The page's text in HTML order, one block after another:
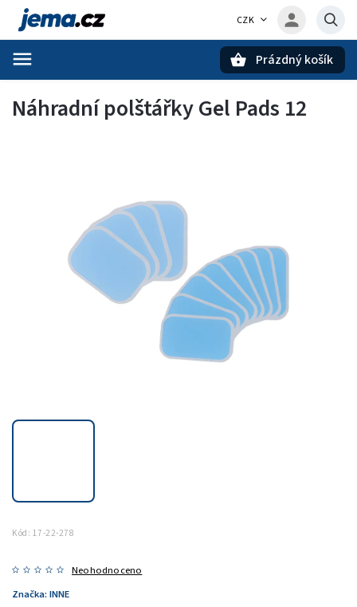
CZK
Prázdný košík
Náhradní polštářky Gel Pads 12
Kód: 17-22-278
Neohodnoceno
Značka: INNE